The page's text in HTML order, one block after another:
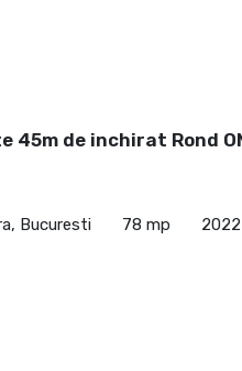
de inchirat Rond
Bucuresti 78 mp 2022